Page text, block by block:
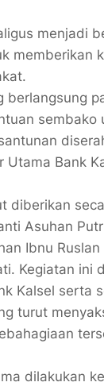
menjadi
memberikan
berlangsung
sembako
Utama Bank
diberikan
Asuhan
Ibnu
Kegiatan ini
Kalsel serta
turut
dilakukan